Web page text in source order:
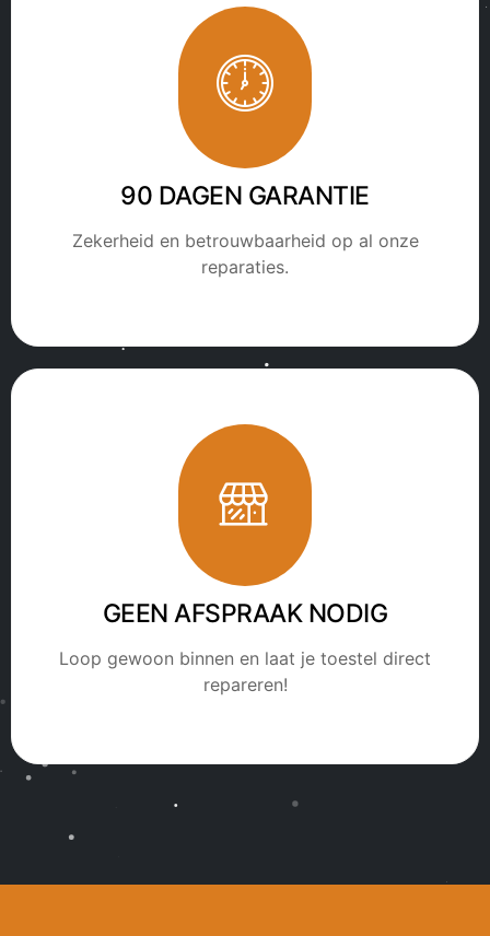
90 DAGEN GARANTIE
Zekerheid en betrouwbaarheid op al onze
reparaties.
GEEN AFSPRAAK NODIG
Loop gewoon binnen en laat je toestel direct
repareren!